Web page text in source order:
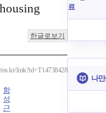
한글로보기
link?id=T14738428
함
성
근
료
나